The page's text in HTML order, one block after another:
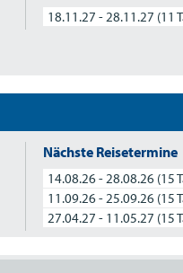
18.11.27 - 28.11.27 (11
Nächste Reisetermine
14.08.26 - 28.08.26 (15
11.09.26 - 25.09.26 (15
27.04.27 - 11.05.27 (15